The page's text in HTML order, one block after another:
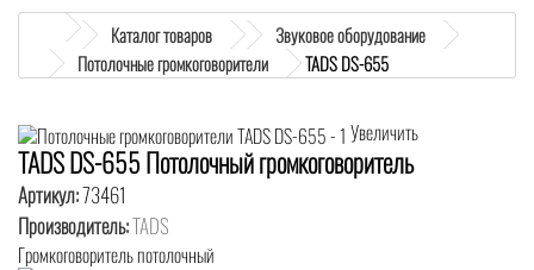
Каталог товаров
Звуковое оборудование
Потолочные громкоговорители
TADS DS-655
Увеличить
TADS DS-655 Потолочный громкоговоритель
Артикул:73461
Производитель:TADS
Громкоговоритель потолочный